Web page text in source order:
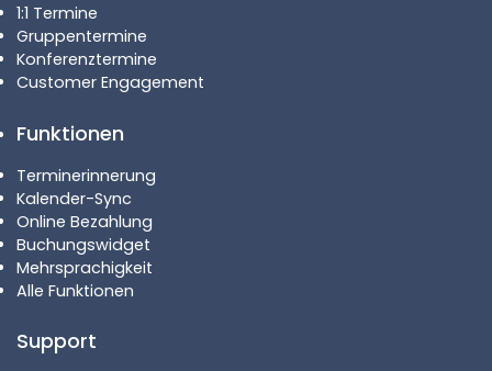
1:1 Termine
Gruppentermine
Konferenztermine
Customer Engagement
Funktionen
Terminerinnerung
Kalender-Sync
Online Bezahlung
Buchungswidget
Mehrsprachigkeit
Alle Funktionen
Support